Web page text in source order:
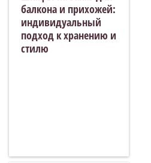
балкона и прихожей:
индивидуальный
подход к хранению и
стилю